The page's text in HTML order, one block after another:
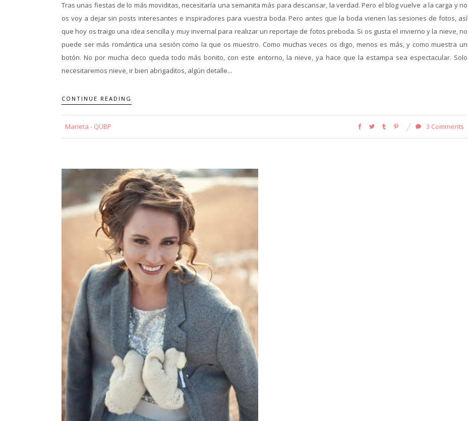
Tras unas fiestas de lo más moviditas, necesitaría una semanita más para descansar, la verdad. Pero el blog vuelve a la carga y no
os voy a dejar sin posts interesantes e inspiradores para vuestra boda. Pero antes que la boda vienen las sesiones de fotos, así
que hoy os traigo una idea sencilla y muy invernal para realizar un reportaje de fotos preboda. Si os gusta el invierno y la nieve, no
puede ser más romántica una sesión como la que os muestro. Como muchas veces os digo, menos es más, y como muestra un
botón. No por mucha deco queda todo más bonito, con este entorno, la nieve, ya hace que la estampa sea espectacular. Solo
necesitaremos nieve, ir bien abrigaditos, algún detalle...
CONTINUE READING
Marieta - QUBP 3 Comments